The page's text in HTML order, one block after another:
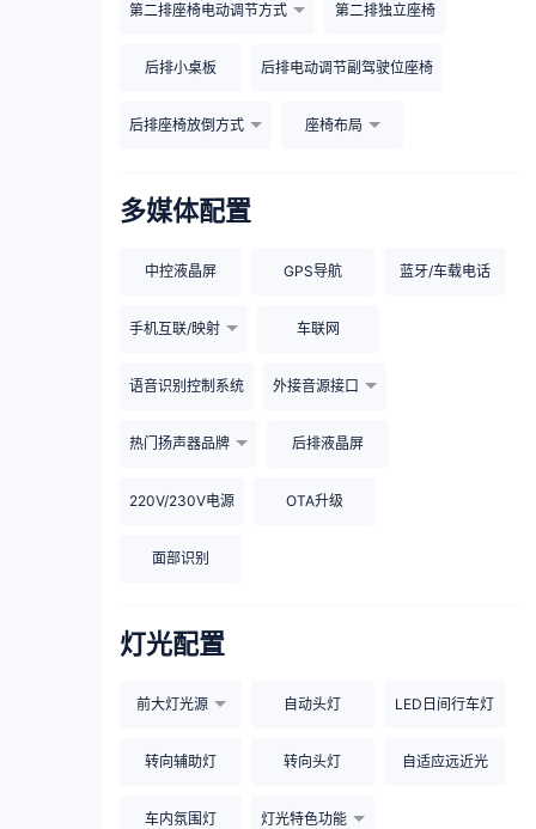
第二排座椅电动调节方式 第二排独立座椅
后排小桌板 后排电动调节副驾驶位座椅
后排座椅放倒方式 座椅布局
多媒体配置
中控液晶屏 GPS导航 蓝牙/车载电话
手机互联/映射 车联网
语音识别控制系统 外接音源接口
热门扬声器品牌 后排液晶屏
220V/230V电源 OTA升级
面部识别
灯光配置
前大灯光源 自动头灯 LED日间行车灯
转向辅助灯 转向头灯 自适应远近光
车内氛围灯 灯光特色功能